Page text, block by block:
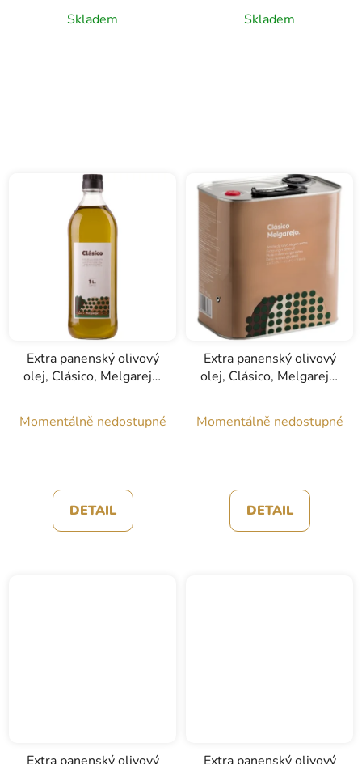
Subbetica, 3l
Skladem
Subbetica, 5l
Skladem
Extra panenský olivový
olej, Clásico, Melgarejo,
Momentálně nedostupné
DETAIL
Extra panenský olivový
olej, Clásico, Melgarejo,
Momentálně nedostupné
DETAIL